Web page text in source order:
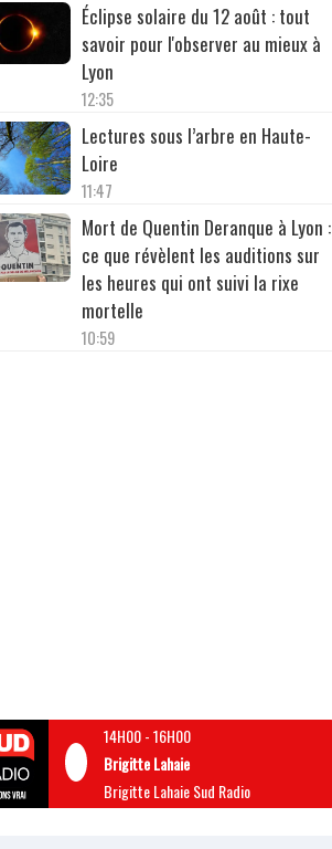
Éclipse solaire du 12 août : tout
savoir pour l'observer au mieux à
Lyon
12:35
Lectures sous l’arbre en Haute-
Loire
11:47
Mort de Quentin Deranque à Lyon :
ce que révèlent les auditions sur
les heures qui ont suivi la rixe
mortelle
10:59
14H00-16H00
Brigitte Lahaie
Brigitte Lahaie Sud Radio